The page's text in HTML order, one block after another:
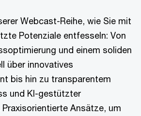
Webcast-Reihe, wie Sie mit
Potenziale entfesseln: Von
und einem soliden
über innovatives
bis hin zu transparentem
und KI-gestützter
Ansätze, um